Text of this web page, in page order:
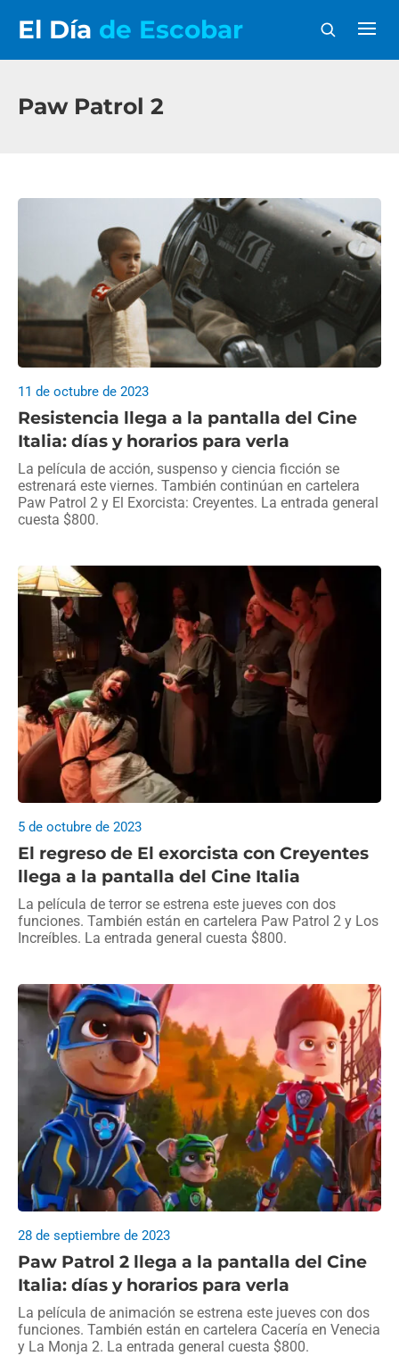
El Día de Escobar
Paw Patrol 2
Resistencia llega a la pantalla del Cine
Italia: días y horarios para verla
11 de octubre de 2023
La película de acción, suspenso y ciencia ficción se
estrenará este viernes. También continúan en cartelera
Paw Patrol 2 y El Exorcista: Creyentes. La entrada general
cuesta $800.
El regreso de El exorcista con Creyentes
llega a la pantalla del Cine Italia
5 de octubre de 2023
La película de terror se estrena este jueves con dos
funciones. También están en cartelera Paw Patrol 2 y Los
Increíbles. La entrada general cuesta $800.
Paw Patrol 2 llega a la pantalla del Cine
Italia: días y horarios para verla
28 de septiembre de 2023
La película de animación se estrena este jueves con dos
funciones. También están en cartelera Cacería en Venecia
y La Monja 2. La entrada general cuesta $800.